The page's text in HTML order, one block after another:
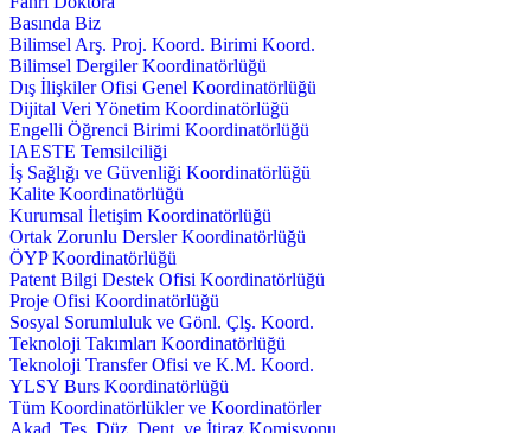
Basında Biz
Bilimsel Arş. Proj. Koord. Birimi Koord.
Bilimsel Dergiler Koordinatörlüğü
Dış İlişkiler Ofisi Genel Koordinatörlüğü
Dijital Veri Yönetim Koordinatörlüğü
Engelli Öğrenci Birimi Koordinatörlüğü
IAESTE Temsilciliği
İş Sağlığı ve Güvenliği Koordinatörlüğü
Kalite Koordinatörlüğü
Kurumsal İletişim Koordinatörlüğü
Ortak Zorunlu Dersler Koordinatörlüğü
ÖYP Koordinatörlüğü
Patent Bilgi Destek Ofisi Koordinatörlüğü
Proje Ofisi Koordinatörlüğü
Sosyal Sorumluluk ve Gönl. Çlş. Koord.
Teknoloji Takımları Koordinatörlüğü
Teknoloji Transfer Ofisi ve K.M. Koord.
YLSY Burs Koordinatörlüğü
Tüm Koordinatörlükler ve Koordinatörler